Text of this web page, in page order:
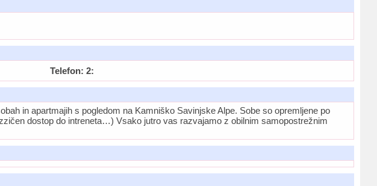
Telefon: 2:
in apartmajih s pogledom na Kamniško Savinjske Alpe. Sobe so opremljene po
dostop do intreneta…) Vsako jutro vas razvajamo z obilnim samopostrežnim